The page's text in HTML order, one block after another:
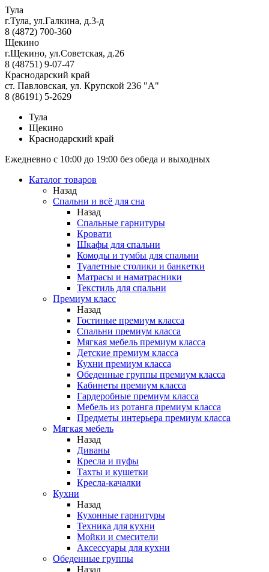
Тула
г.Тула, ул.Галкина, д.3-д
8 (4872) 700-360
Щекино
г.Щекино, ул.Советская, д.26
8 (48751) 9-07-47
Краснодарский край
ст. Павловская, ул. Крупской 236 "А"
8 (86191) 5-2629
Тула
Щекино
Краснодарский край
Ежедневно с 10:00 до 19:00 без обеда и выходных
Каталог товаров
Назад
Спальни и всё для сна
Назад
Спальные гарнитуры
Кровати
Шкафы для спальни
Комоды и тумбы для спальни
Туалетные столики и банкетки
Матрасы и наматрасники
Текстиль для спальни
Премиум класс
Назад
Гостиные премиум класса
Спальни премиум класса
Мягкая мебель премиум класса
Детские премиум класса
Кухни премиум класса
Обеденные группы премиум класса
Кабинеты премиум класса
Гардеробные премиум класса
Мебель из ротанга премиум класса
Предметы интерьера премиум класса
Мягкая мебель
Назад
Диваны
Кресла и пуфы
Тахты и кушетки
Кресла-качалки
Кухни
Назад
Кухонные гарнитуры
Техника для кухни
Мойки и смесители
Аксессуары для кухни
Обеденные группы
Назад